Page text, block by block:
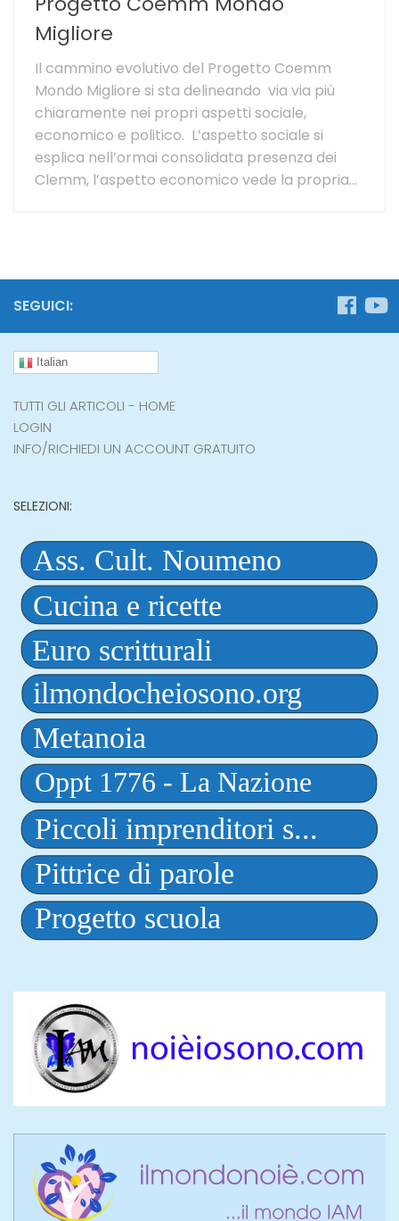
Migliore
Il cammino evolutivo del Progetto Coemm
Mondo Migliore si sta delineando via via più
chiaramente nei propri aspetti sociale,
economico e politico. L’aspetto sociale si
esplica nell’ormai consolidata presenza dei
Clemm, l’aspetto economico vede la propria...
SEGUICI:
Italian
TUTTI GLI ARTICOLI - HOME
LOGIN
INFO/RICHIEDI UN ACCOUNT GRATUITO
SELEZIONI: